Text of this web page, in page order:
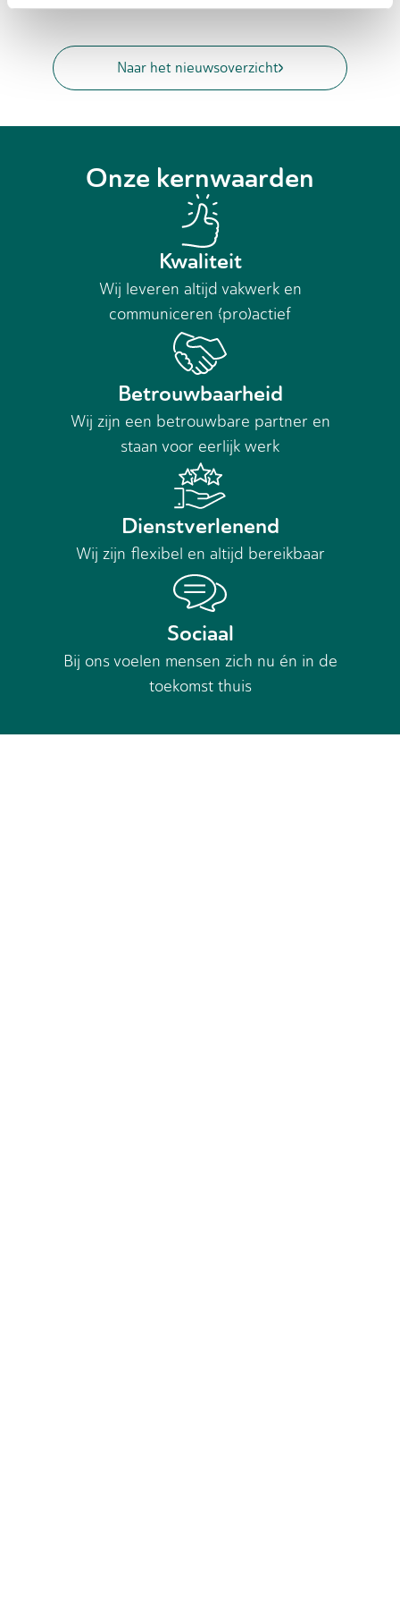
Naar het nieuwsoverzicht
Onze kernwaarden
Kwaliteit
Wij leveren altijd vakwerk en
communiceren (pro)actief
Betrouwbaarheid
Wij zijn een betrouwbare partner en
staan voor eerlijk werk
Dienstverlenend
Wij zijn flexibel en altijd bereikbaar
Sociaal
Bij ons voelen mensen zich nu én in de
toekomst thuis